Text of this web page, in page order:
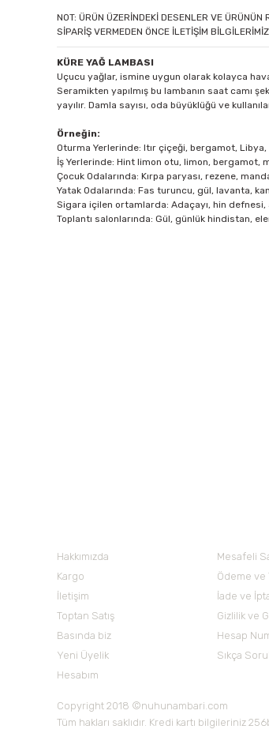
NOT: ÜRÜN ÜZERİNDEKİ DESENLER VE ÜRÜNÜN
SİPARİŞ VERMEDEN ÖNCE İLETİŞİM
KÜRE YAĞ LAMBASI
Uçucu yağlar, ismine uygun olarak kolayca
Seramikten yapılmış bu lambanın saat camı
yayılır. Damla sayısı, oda büyüklüğü ve
Örneğin:
Oturma Yerlerinde: Itır çiçeği, bergamot,
İş Yerlerinde: Hint limon otu, limon, bergamot,
Çocuk Odalarında: Kırpa paryası, rezene,
Yatak Odalarında: Fas turuncu, gül, lavanta,
Sigara içilen ortamlarda: Adaçayı, hin defnesi,
Toplantı salonlarında: Gül, günlük hindistan,
Bu ürünün fiyat bilgisi, resim, ürün
Hakkımızda
Kargo
İletişim
Toptan Satış
Basında biz
Yeni Üyelik
Hesabım
Mesafeli
Ödeme ve
İade ve
Gizlilik ve
Hesap
Sıkça
Copyright 2018 ©nuhunambari.com
Tüm hakları saklıdır. Kredi kartı bilgileriniz